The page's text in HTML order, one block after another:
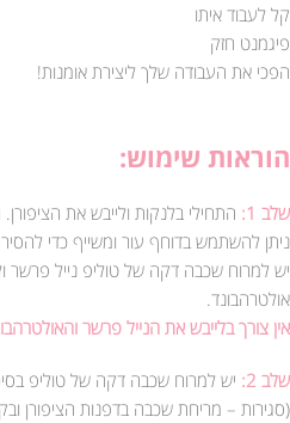
קל לעבוד איתו
פיגמנט חזק
הפכי את העבודה שלך ליצירת אומנות!
הוראות שימוש:
שלב 1:
התחילי בלנקות ולייבש את
ניתן להשתמש בדוחף עור ומשייף כדי
יש למרוח שכבה דקה של טוליפ נייל פרשר
אולטרהבונד.
אין צורך בלייבש את הנייל פרשר
שלב 2:
יש למרוח שכבה דקה של טוליפ
(סגירות – מריחת שכבה בדפנות הציפורן